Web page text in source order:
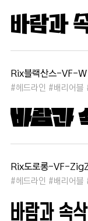
Rix블랙산스-VF-
#헤드라인 #배리어블
Rix도로롱-VF-
#헤드라인 #배리어블